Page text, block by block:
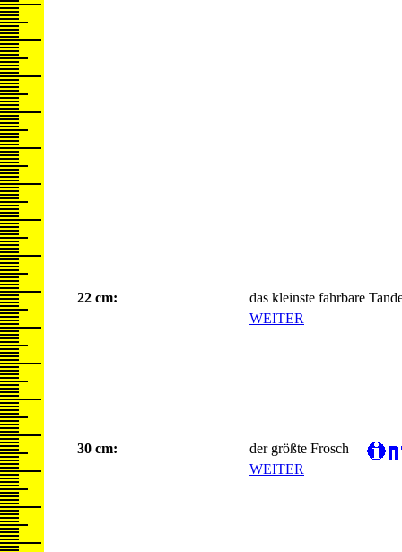
22 cm:
das kleinste fahrbare
WEITER
30 cm:
der größte Frosch
WEITER